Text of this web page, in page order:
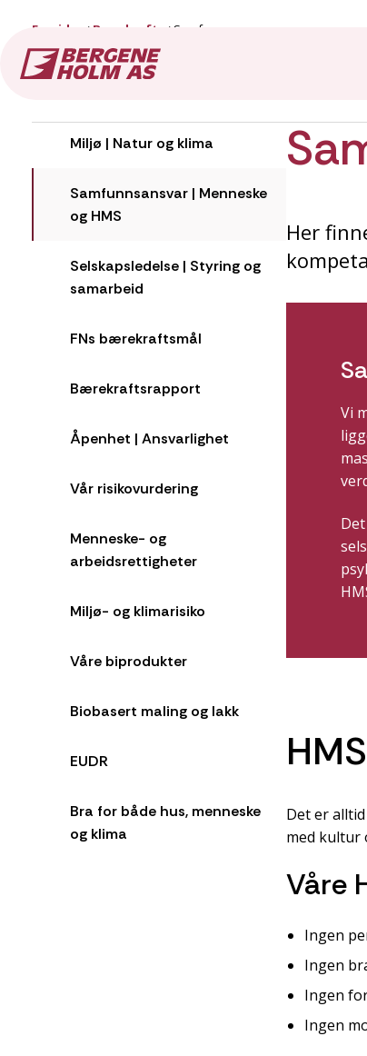
Forside Bærekraft Samfunnsansvar
Bærekraft
Miljø | Natur og klima
Samfunnsansvar | Menneske
og HMS
Selskapsledelse | Styring og
samarbeid
FNs bærekraftsmål
Bærekraftsrapport
Åpenhet | Ansvarlighet
Vår risikovurdering
Menneske- og
arbeidsrettigheter
Miljø- og klimarisiko
Våre biprodukter
Biobasert maling og lakk
EUDR
Bra for både hus, menneske
og klima
Her
Vi
Det er
med kultur
Våre
Ingen
Ingen
Ingen
Ingen